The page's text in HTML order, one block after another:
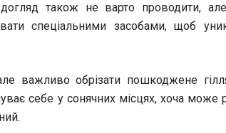
також не варто проводити, але
спеціальними засобами, щоб
важливо обрізати пошкоджене
себе у сонячних місцях, хоча може